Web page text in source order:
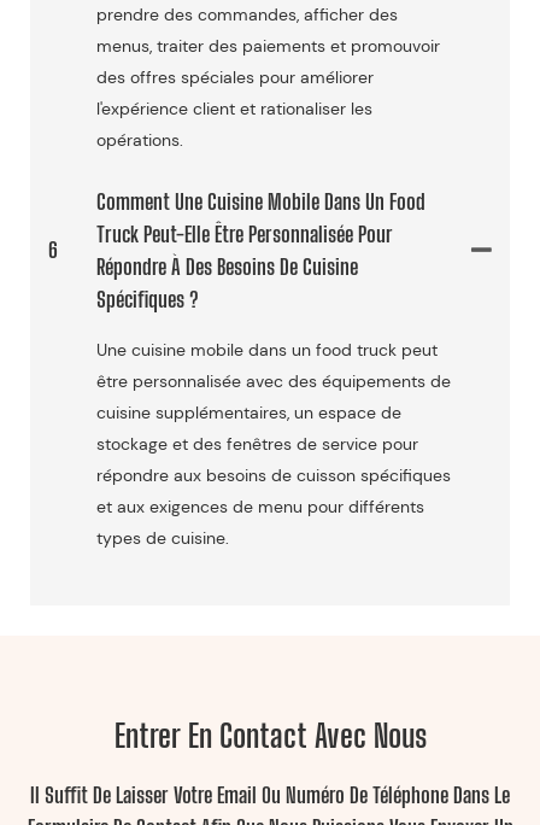
prendre des commandes, afficher des
menus, traiter des paiements et promouvoir
des offres spéciales pour améliorer
l'expérience client et rationaliser les
opérations.
6
Comment Une Cuisine Mobile Dans Un Food
Truck Peut-Elle Être Personnalisée Pour
Répondre À Des Besoins De Cuisine
Spécifiques ?
Une cuisine mobile dans un food truck peut
être personnalisée avec des équipements de
cuisine supplémentaires, un espace de
stockage et des fenêtres de service pour
répondre aux besoins de cuisson spécifiques
et aux exigences de menu pour différents
types de cuisine.
Entrer En Contact Avec Nous
Il Suffit De Laisser Votre Email Ou Numéro De Téléphone Dans Le